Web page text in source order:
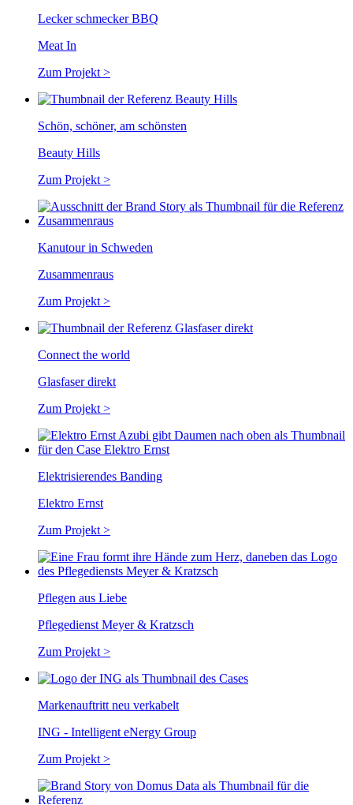
Lecker schmecker BBQ
Meat In
Zum Projekt >
Schön, schöner, am schönsten
Beauty Hills
Zum Projekt >
Kanutour in Schweden
Zusammenraus
Zum Projekt >
Connect the world
Glasfaser direkt
Zum Projekt >
Elektrisierendes Banding
Elektro Ernst
Zum Projekt >
Pflegen aus Liebe
Pflegedienst Meyer & Kratzsch
Zum Projekt >
Markenauftritt neu verkabelt
ING - Intelligent eNergy Group
Zum Projekt >